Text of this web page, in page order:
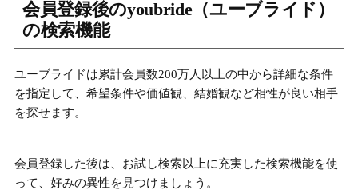
会員登録後のyoubride（ユーブライド）
の検索機能
ユーブライドは累計会員数200万人以上の中から詳細な条件
を指定して、希望条件や価値観、結婚観など相性が良い相手
を探せます。
会員登録した後は、お試し検索以上に充実した検索機能を使
って、好みの異性を見つけましょう。